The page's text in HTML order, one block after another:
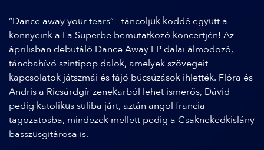
“Dance away your tears” - táncoljuk köddé együtt a
könnyeink a La Superbe bemutatkozó koncertjén! Az
áprilisban debütáló Dance Away EP dalai álmodozó,
táncbahívó szintipop dalok, amelyek szövegeit
kapcsolatok játszmái és fájó búcsúzások ihlették. Flóra és
Andris a Ricsárdgír zenekarból lehet ismerős, Dávid
pedig katolikus suliba járt, aztán angol francia
tagozatosba, mindezek mellett pedig a Csaknekedkislány
basszusgitárosa is.